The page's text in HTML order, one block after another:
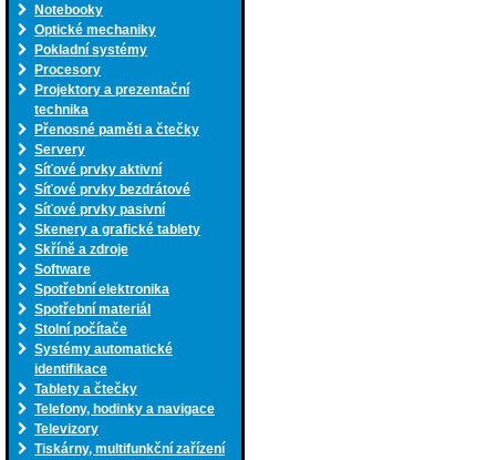
Notebooky
Optické mechaniky
Pokladní systémy
Procesory
Projektory a prezentační
technika
Přenosné paměti a čtečky
Servery
Síťové prvky aktivní
Síťové prvky bezdrátové
Síťové prvky pasivní
Skenery a grafické tablety
Skříně a zdroje
Software
Spotřební elektronika
Spotřební materiál
Stolní počítače
Systémy automatické
identifikace
Tablety a čtečky
Telefony, hodinky a navigace
Televizory
Tiskárny, multifunkční zařízení